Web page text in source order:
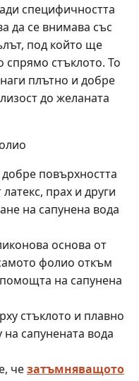
специфичността
да се внимава със
под който ще
стъклото. То
плътно и добре
до желаната
повърхността
прах и други
на сапунена вода
основа от
фолио откъм
на сапунена
стъклото и плавно
на сапунената вода
чезатъмняващото